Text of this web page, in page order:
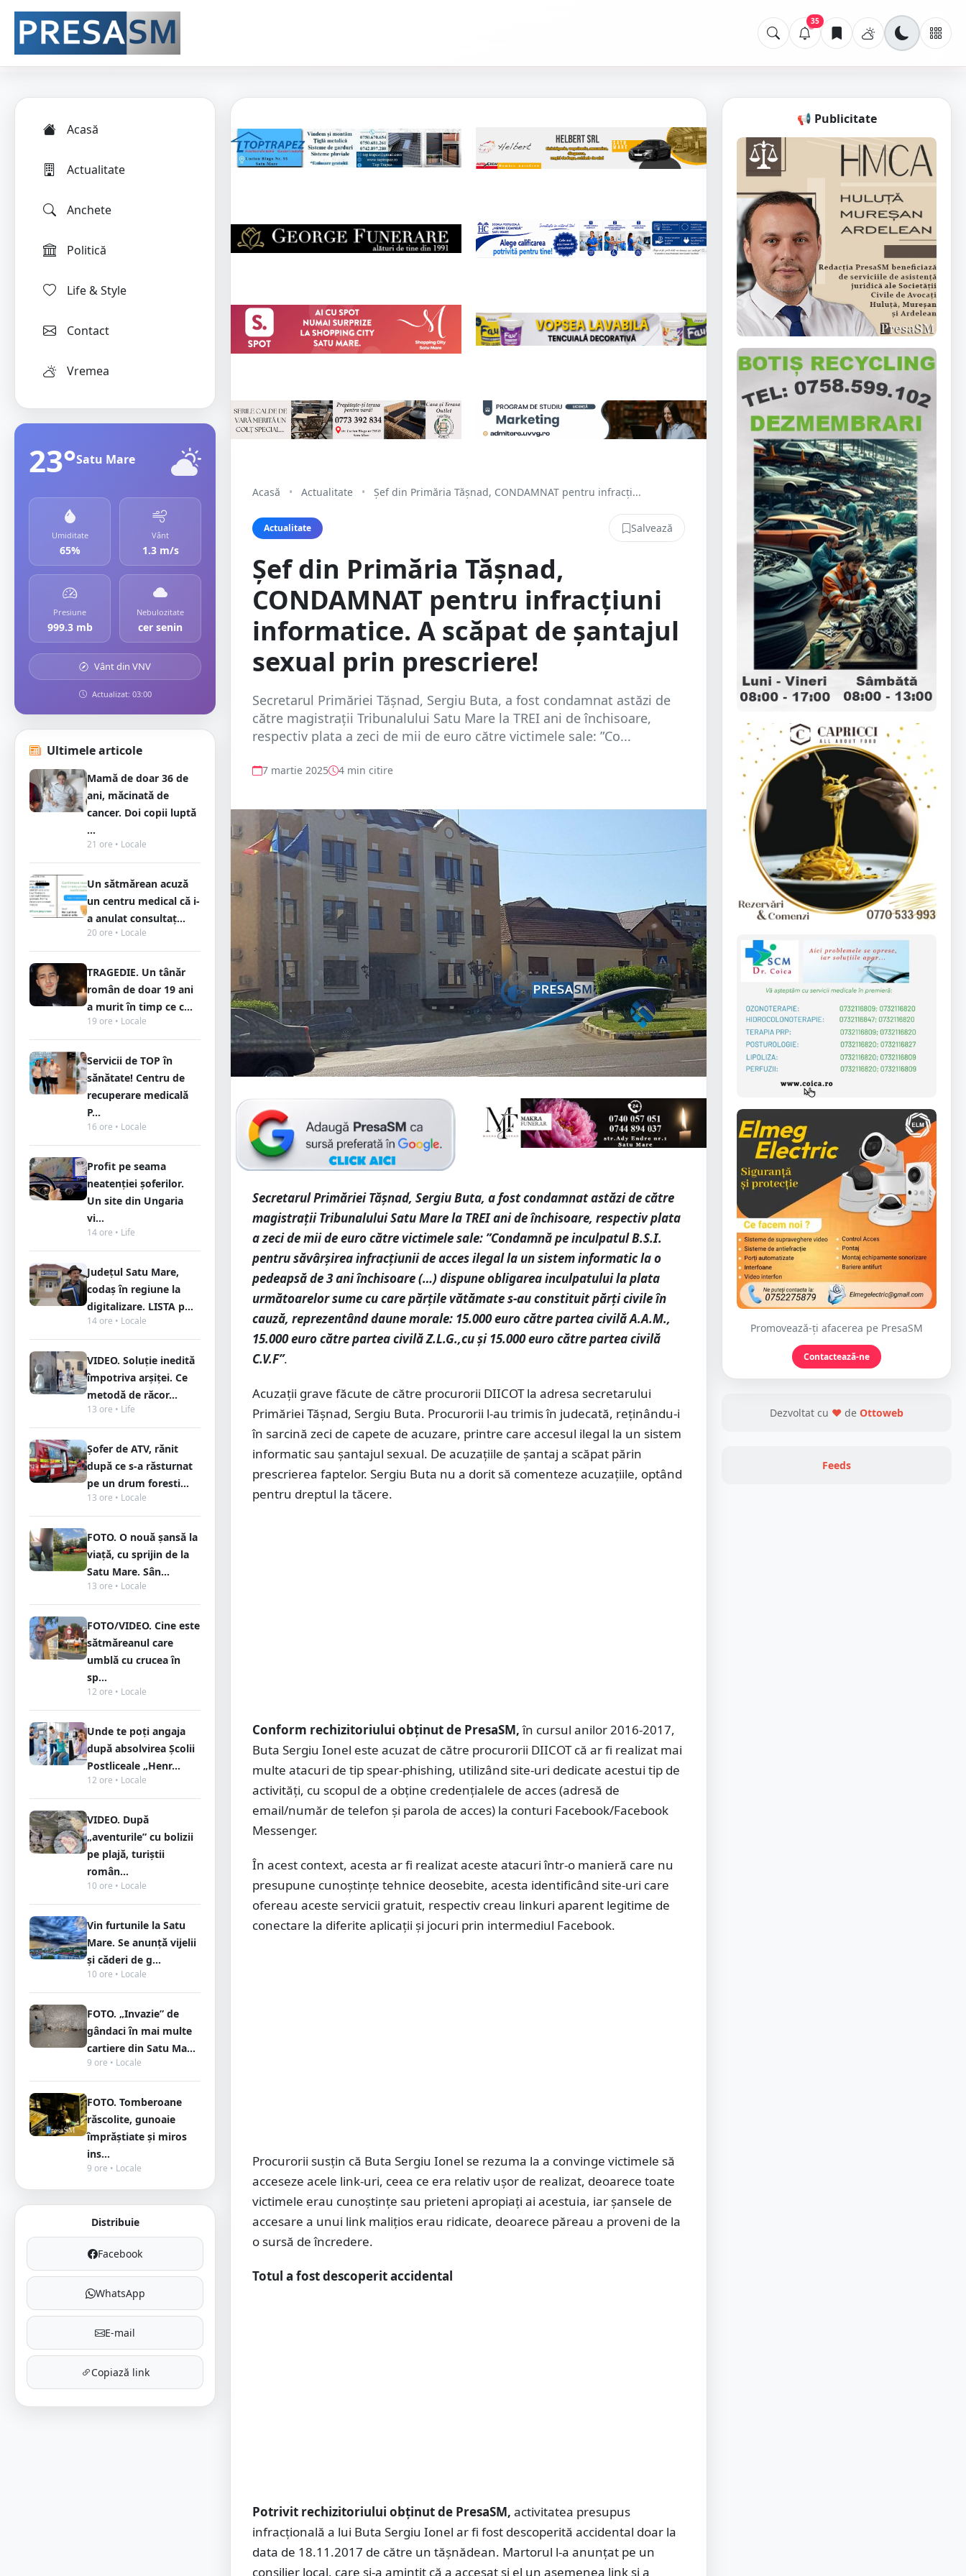
35
Acasă
Actualitate
Anchete
Politică
Life & Style
Contact
Vremea
23°Satu Mare
Umiditate
65%
Vânt
1.3 m/s
Presiune
999.3 mb
Nebulozitate
cer senin
Vânt din VNV
Actualizat: 03:00
Ultimele articole
Mamă de doar 36 de
ani, măcinată de
cancer. Doi copii luptă
...
21 ore • Locale
Un sătmărean acuză
un centru medical că i-
a anulat consultaț...
20 ore • Locale
TRAGEDIE. Un tânăr
român de doar 19 ani
a murit în timp ce c...
19 ore • Locale
Servicii de TOP în
sănătate! Centru de
recuperare medicală
P...
16 ore • Locale
Profit pe seama
neatenției șoferilor.
Un site din Ungaria
vi...
14 ore • Life
Județul Satu Mare,
codaș în regiune la
digitalizare. LISTA p...
14 ore • Locale
VIDEO. Soluție inedită
împotriva arșiței. Ce
metodă de răcor...
13 ore • Life
Șofer de ATV, rănit
după ce s-a răsturnat
pe un drum foresti...
13 ore • Locale
FOTO. O nouă șansă la
viață, cu sprijin de la
Satu Mare. Sân...
13 ore • Locale
FOTO/VIDEO. Cine este
sătmăreanul care
umblă cu crucea în
sp...
12 ore • Locale
Unde te poți angaja
după absolvirea Școlii
Postliceale „Henr...
12 ore • Locale
VIDEO. După
„aventurile” cu bolizii
pe plajă, turiștii
român...
10 ore • Locale
Vin furtunile la Satu
Mare. Se anunță vijelii
și căderi de g...
10 ore • Locale
FOTO. „Invazie” de
gândaci în mai multe
cartiere din Satu Ma...
9 ore • Locale
FOTO. Tomberoane
răscolite, gunoaie
împrăștiate și miros
ins...
9 ore • Locale
Distribuie
Facebook
WhatsApp
E-mail
Copiază link
Acasă • Actualitate • Șef din Primăria Tășnad, CONDAMNAT pentru infracți...
Actualitate Salvează
Șef din Primăria Tășnad,
CONDAMNAT pentru infracțiuni
informatice. A scăpat de șantajul
sexual prin prescriere!
Secretarul Primăriei Tășnad, Sergiu Buta, a fost condamnat astăzi de
către magistrații Tribunalului Satu Mare la TREI ani de închisoare,
respectiv plata a zeci de mii de euro către victimele sale: ”Co...
7 martie 2025 4 min citire
Secretarul Primăriei Tășnad, Sergiu Buta, a fost condamnat astăzi de către
magistrații Tribunalului Satu Mare la TREI ani de închisoare, respectiv plata
a zeci de mii de euro către victimele sale: ”Condamnă pe inculpatul B.S.I.
pentru săvârşirea infracţiunii de acces ilegal la un sistem informatic la o
pedeapsă de 3 ani închisoare (…) dispune obligarea inculpatului la plata
următoarelor sume cu care părţile vătămate s-au constituit părţi civile în
cauză, reprezentând daune morale: 15.000 euro către partea civilă A.A.M.,
15.000 euro către partea civilă Z.L.G.,cu şi 15.000 euro către partea civilă
C.V.F”.
Acuzații grave făcute de către procurorii DIICOT la adresa secretarului
Primăriei Tășnad, Sergiu Buta. Procurorii l-au trimis în judecată, reținându-i
în sarcină zeci de capete de acuzare, printre care accesul ilegal la un sistem
informatic sau șantajul sexual. De acuzațiile de șantaj a scăpat părin
prescrierea faptelor. Sergiu Buta nu a dorit să comenteze acuzațiile, optând
pentru dreptul la tăcere.
Conform rechizitoriului obținut de PresaSM,în cursul anilor 2016-2017,
Buta Sergiu Ionel este acuzat de către procurorii DIICOT că ar fi realizat mai
multe atacuri de tip spear-phishing, utilizând site-uri dedicate acestui tip de
activităţi, cu scopul de a obţine credenţialele de acces (adresă de
email/număr de telefon şi parola de acces) la conturi Facebook/Facebook
Messenger.
În acest context, acesta ar fi realizat aceste atacuri într-o manieră care nu
presupune cunoştinţe tehnice deosebite, acesta identificând site-uri care
ofereau aceste servicii gratuit, respectiv creau linkuri aparent legitime de
conectare la diferite aplicaţii şi jocuri prin intermediul Facebook.
Procurorii susțin că Buta Sergiu Ionel se rezuma la a convinge victimele să
acceseze acele link-uri, ceea ce era relativ uşor de realizat, deoarece toate
victimele erau cunoştinţe sau prieteni apropiaţi ai acestuia, iar şansele de
accesare a unui link maliţios erau ridicate, deoarece păreau a proveni de la
o sursă de încredere.
Totul a fost descoperit accidental
Potrivit rechizitoriului obținut de PresaSM, activitatea presupus
infracţională a lui Buta Sergiu Ionel ar fi fost descoperită accidental doar la
data de 18.11.2017 de către un tășnădean. Martorul l-a anunțat pe un
consilier local, care şi-a amintit că a accesat şi el un asemenea link şi a
📢 Publicitate
Promovează-ți afacerea pe PresaSM
Contactează-ne
Dezvoltat cu ❤ de Ottoweb
Feeds